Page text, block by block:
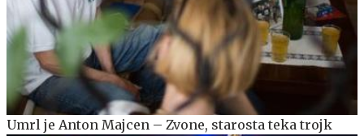
Umrl je Anton Majcen – Zvone, starosta teka trojk